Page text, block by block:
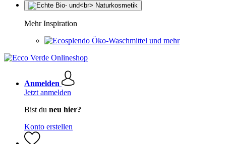
Mehr Inspiration
Öko-Waschmittel und mehr
Anmelden
Jetzt anmelden
Bist du neu hier?
Konto erstellen